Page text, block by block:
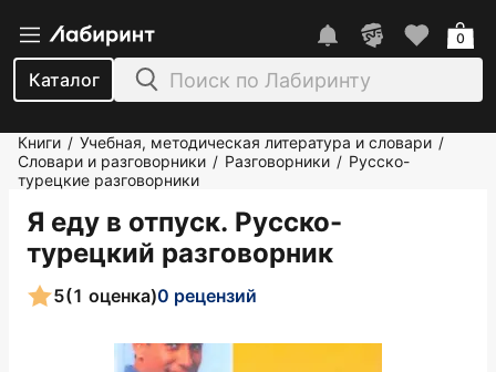
Каталог
0
Книги / Учебная, методическая литература и словари /
Словари и разговорники / Разговорники / Русско-
турецкие разговорники
Я еду в отпуск. Русско-
турецкий разговорник
5(1 оценка)0 рецензий